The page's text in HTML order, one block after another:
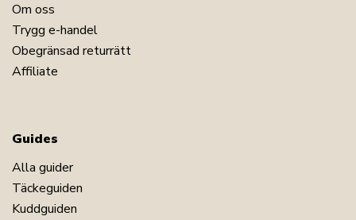
Om oss
Trygg e-handel
Obegränsad returrätt
Affiliate
Guides
Alla guider
Täckeguiden
Kuddguiden